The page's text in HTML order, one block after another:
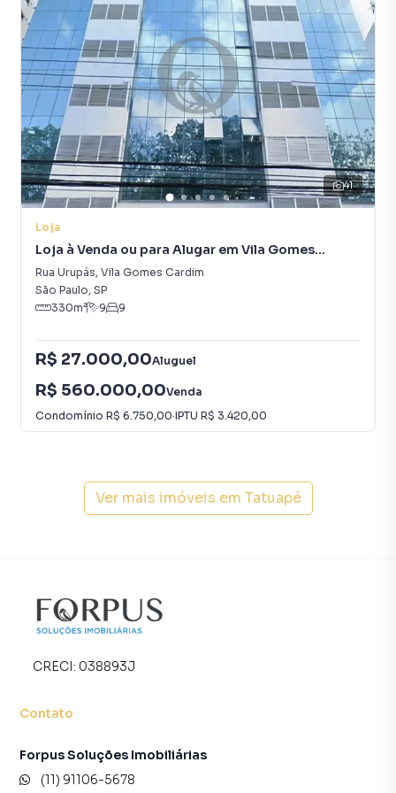
41
Loja
Loja à Venda ou para Alugar em Vila Gomes
Cardim
Rua Urupás, Vila Gomes Cardim
São Paulo, SP
330m² 9 9
R$ 27.000,00Aluguel
R$ 560.000,00Venda
Condomínio R$ 6.750,00·IPTU R$ 3.420,00
Ver mais imóveis em Tatuapé
CRECI: 038893J
Contato
Forpus Soluções Imobiliárias
(11) 91106-5678